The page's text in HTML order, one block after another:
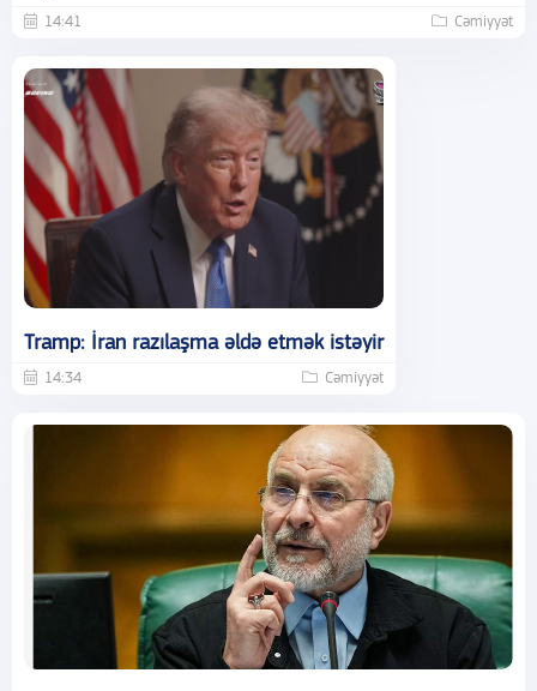
14:41 Cəmiyyət
Tramp: İran razılaşma əldə etmək istəyir
14:34 Cəmiyyət